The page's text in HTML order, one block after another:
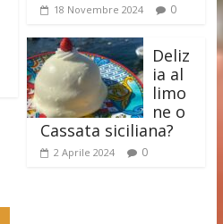
18 Novembre 2024 0
Deliz
ia al
limo
ne o
Cassata siciliana?
2 Aprile 2024 0